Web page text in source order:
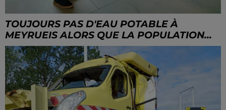
TOUJOURS PAS D'EAU POTABLE À
MEYRUEIS ALORS QUE LA POPULATION...